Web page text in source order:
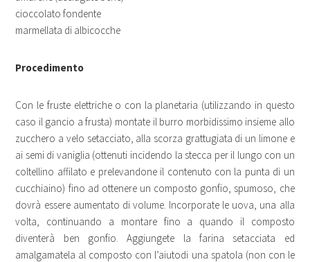
cioccolato fondente
marmellata di albicocche
Procedimento
Con le fruste elettriche o con la planetaria (utilizzando in questo
caso il gancio a frusta) montate il burro morbidissimo insieme allo
zucchero a velo setacciato, alla scorza grattugiata di un limone e
ai semi di vaniglia (ottenuti incidendo la stecca per il lungo con un
coltellino affilato e prelevandone il contenuto con la punta di un
cucchiaino) fino ad ottenere un composto gonfio, spumoso, che
dovrà essere aumentato di volume. Incorporate le uova, una alla
volta, continuando a montare fino a quando il composto
diventerà ben gonfio. Aggiungete la farina setacciata ed
amalgamatela al composto con l’aiutodi una spatola (non con le